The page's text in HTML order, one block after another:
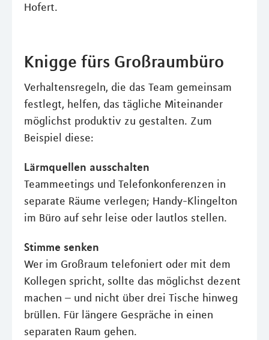
Hofert.
Knigge fürs Großraumbüro
Verhaltensregeln, die das Team gemeinsam
festlegt, helfen, das tägliche Miteinander
möglichst produktiv zu gestalten. Zum
Beispiel diese:
Lärmquellen ausschalten
Teammeetings und Telefonkonferenzen in
separate Räume verlegen; Handy-Klingelton
im Büro auf sehr leise oder lautlos stellen.
Stimme senken
Wer im Großraum telefoniert oder mit dem
Kollegen spricht, sollte das möglichst dezent
machen – und nicht über drei Tische hinweg
brüllen. Für längere Gespräche in einen
separaten Raum gehen.